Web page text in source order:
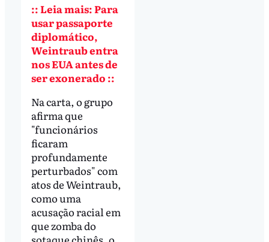
:: Leia mais: Para
usar passaporte
diplomático,
Weintraub entra
nos EUA antes de
ser exonerado ::
Na carta, o grupo
afirma que
"funcionários
ficaram
profundamente
perturbados" com
atos de Weintraub,
como uma
acusação racial em
que zomba do